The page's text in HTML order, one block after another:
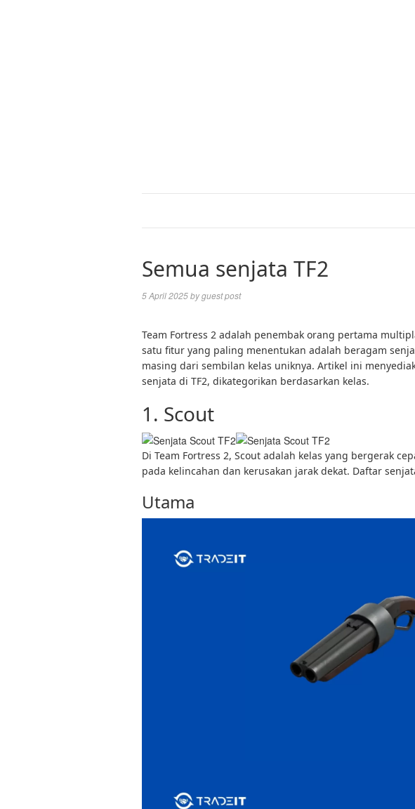
Semua senjata TF2
5 April 2025byguest post
Team Fortress 2 adalah penembak orang pertama
satu fitur yang paling menentukan adalah beragam
masing dari sembilan kelas uniknya. Artikel ini
senjata di TF2, dikategorikan berdasarkan kelas.
1. Scout
Di Team Fortress 2, Scout adalah kelas yang bergerak
pada kelincahan dan kerusakan jarak dekat. Daftar
Utama